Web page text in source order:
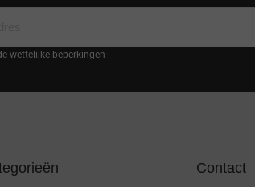
wettelijke beperkingen
Contact